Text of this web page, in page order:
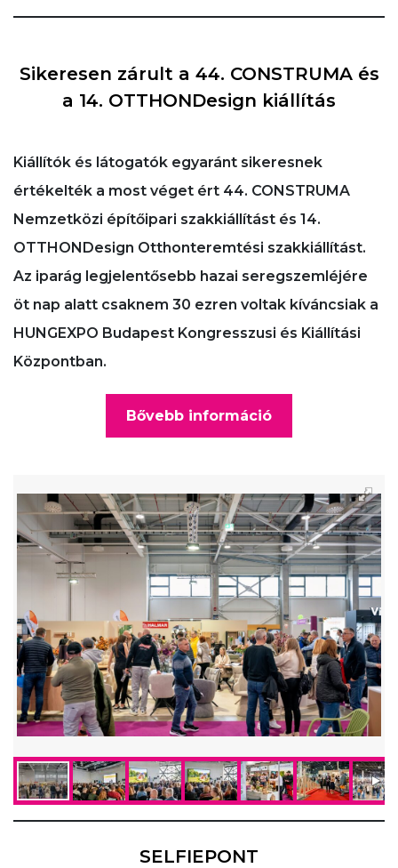
Sikeresen zárult a 44. CONSTRUMA és
a 14. OTTHONDesign kiállítás
Kiállítók és látogatók egyaránt sikeresnek
értékelték a most véget ért 44. CONSTRUMA
Nemzetközi építőipari szakkiállítást és 14.
OTTHONDesign Otthonteremtési szakkiállítást.
Az iparág legjelentősebb hazai seregszemléjére
öt nap alatt csaknem 30 ezren voltak kíváncsiak a
HUNGEXPO Budapest Kongresszusi és Kiállítási
Központban.
Bővebb információ
SELFIEPONT